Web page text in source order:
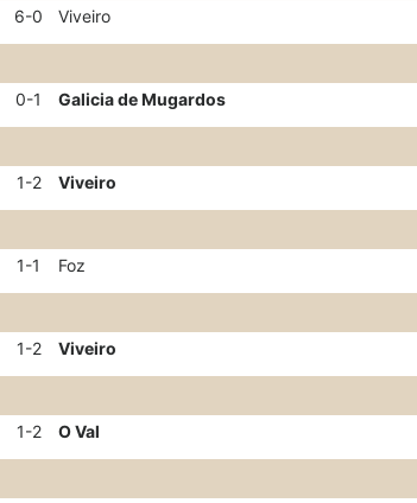
6-0 Viveiro
0-1 Galicia de Mugardos
1-2 Viveiro
1-1 Foz
1-2 Viveiro
1-2 O Val